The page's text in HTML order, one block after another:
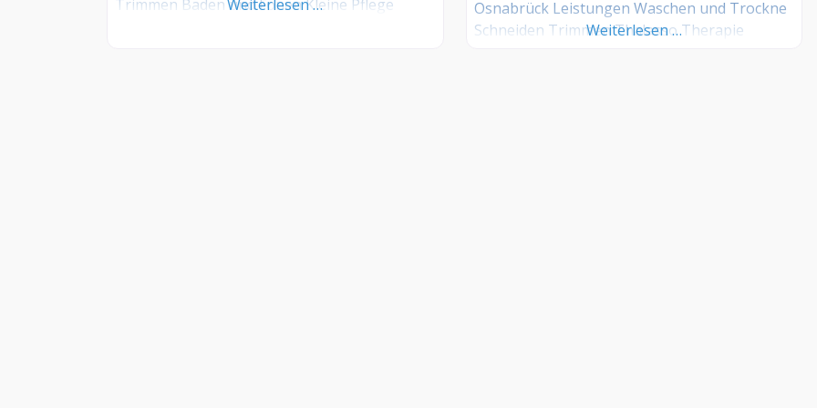
Trimmen Baden und Fönen Kleine Pflege
Weiterlesen …
Osnabrück Leistungen Waschen und Trockne
Schneiden Trimmen Thalasso Therapie
Weiterlesen …